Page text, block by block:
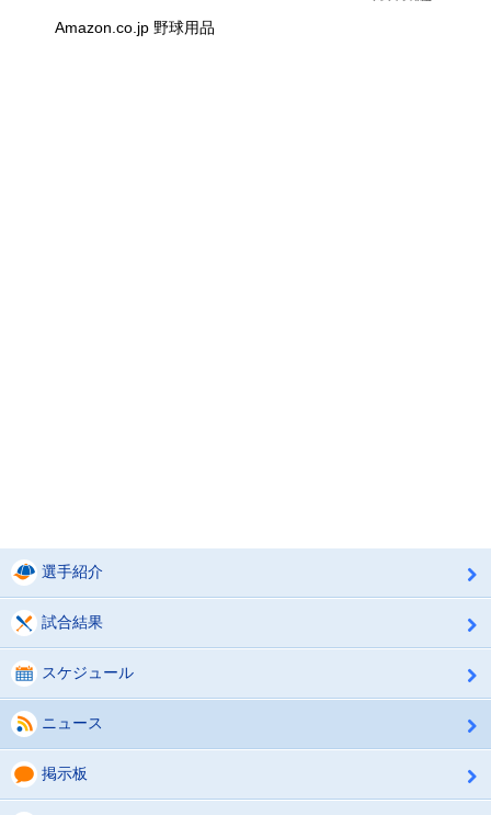
Amazon.co.jp 野球用品
選手紹介
試合結果
スケジュール
ニュース
掲示板